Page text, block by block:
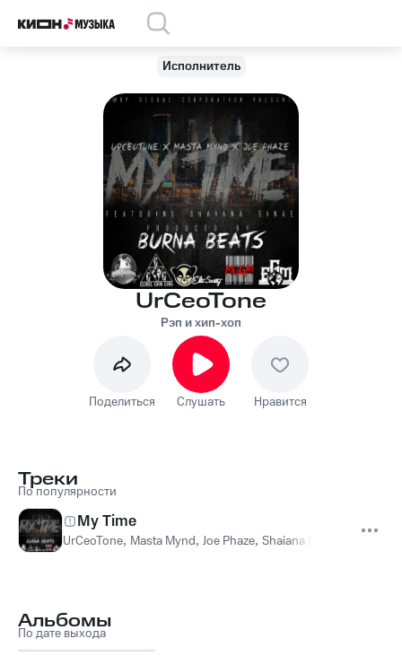
Исполнитель
UrCeoTone
Рэп и хип-хоп
Поделиться Слушать Нравится
Треки
По популярности
My Time
UrCeoTone, Masta Mynd, Joe Phaze, Shaiana Ginae
Альбомы
По дате выхода